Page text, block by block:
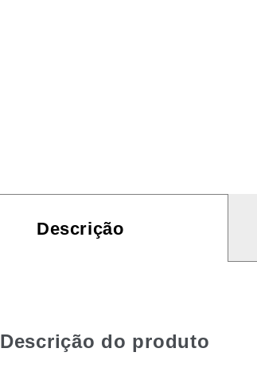
Descrição
Descrição do produto